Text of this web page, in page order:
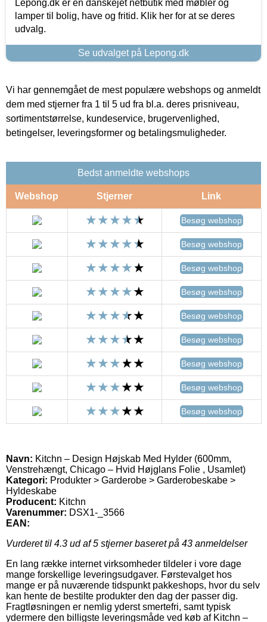
Lepong.dk er en danskejet netbutik med møbler og
lamper til bolig, have og fritid. Klik her for at se deres
udvalg.
Se udvalget på Lepong.dk
Vi har gennemgået de mest populære webshops og anmeldt
dem med stjerner fra 1 til 5 ud fra bl.a. deres prisniveau,
sortimentstørrelse, kundeservice, brugervenlighed,
betingelser, leveringsformer og betalingsmuligheder.
Bedst anmeldte webshops
Webshop Stjerner Link
Besøg webshop
Besøg webshop
Besøg webshop
Besøg webshop
Besøg webshop
Besøg webshop
Besøg webshop
Besøg webshop
Besøg webshop
Navn: Kitchn – Design Højskab Med Hylder (600mm,
Venstrehængt, Chicago – Hvid Højglans Folie , Usamlet)
Kategori: Produkter > Garderobe > Garderobeskabe >
Hyldeskabe
Producent: Kitchn
Varenummer: DSX1-_3566
EAN:
Vurderet til 4.3 ud af 5 stjerner baseret på 43 anmeldelser
En lang række internet virksomheder tildeler i vore dage
mange forskellige leveringsudgaver. Førstevalget hos
mange er på nuværende tidspunkt pakkeshops, hvor du selv
kan hente de bestilte produkter den dag der passer dig.
Fragtløsningen er nemlig yderst smertefri, samt typisk
ydermere den billigste leveringsmåde ved køb af Kitchn –